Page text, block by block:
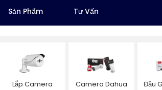
Sản Phẩm Tư Vấn
Lắp Camera
Camera Dahua
Đầu